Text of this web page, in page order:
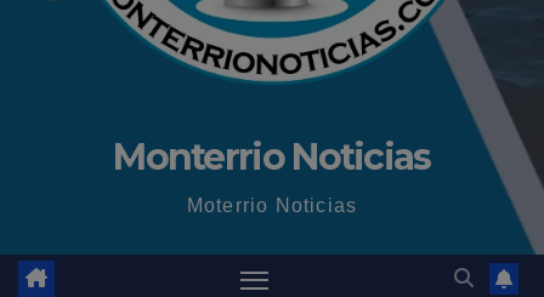
Monterrio Noticias
Moterrio Noticias